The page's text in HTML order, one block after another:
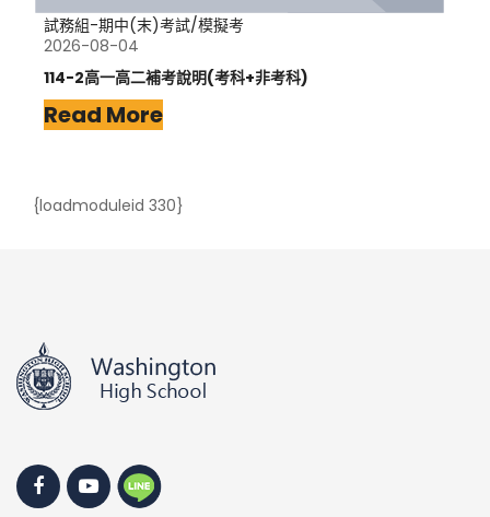
試務組-期中(末)考試/模擬考
2026-08-04
114-2高一高二補考說明(考科+非考科)
Read More
{loadmoduleid 330}